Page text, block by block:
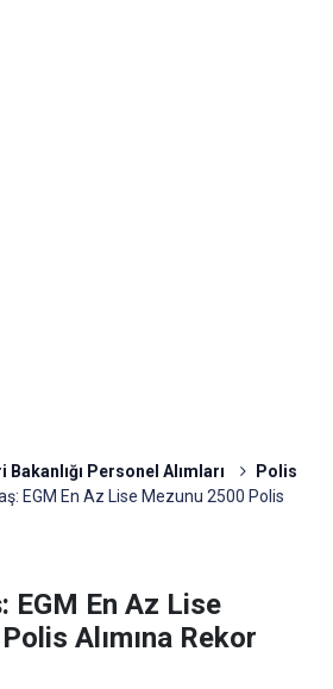
Bakanlığı Personel Alımları
Polis
EGM En Az Lise Mezunu 2500 Polis
EGM En Az Lise
Alımına Rekor